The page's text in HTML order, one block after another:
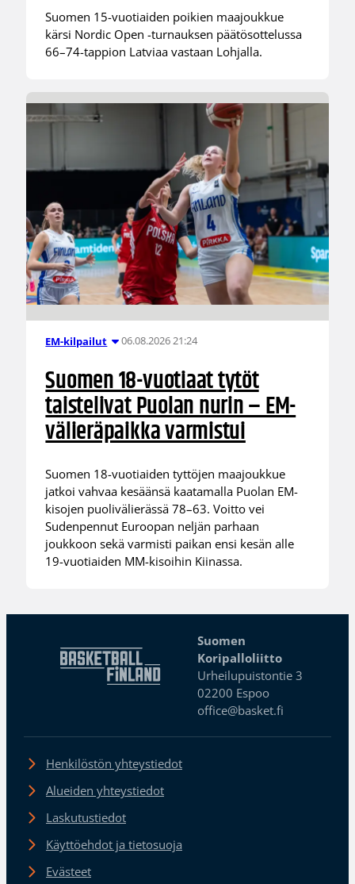
Suomen 15-vuotiaiden poikien maajoukkue
kärsi Nordic Open -turnauksen päätösottelussa
66–74-tappion Latviaa vastaan Lohjalla.
EM-kilpailut 06.08.2026 21:24
Suomen 18-vuotiaat tytöt
taistelivat Puolan nurin – EM-
välieräpaikka varmistui
Suomen 18-vuotiaiden tyttöjen maajoukkue
jatkoi vahvaa kesäänsä kaatamalla Puolan EM-
kisojen puolivälierässä 78–63. Voitto vei
Sudenpennut Euroopan neljän parhaan
joukkoon sekä varmisti paikan ensi kesän alle
19-vuotiaiden MM-kisoihin Kiinassa.
Suomen
Koripalloliitto
Urheilupuistontie 3
02200 Espoo
office@basket.fi
Henkilöstön yhteystiedot
Alueiden yhteystiedot
Laskutustiedot
Käyttöehdot ja tietosuoja
Evästeet